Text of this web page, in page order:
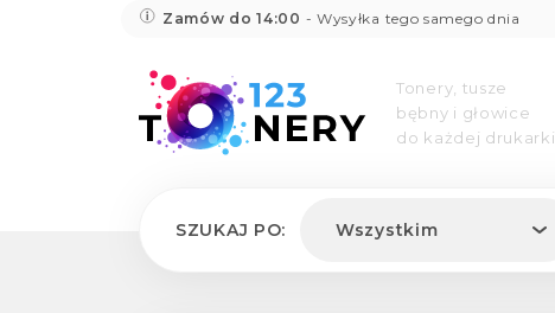
Zamów do 14:00 - Wysyłka tego samego dnia
Tonery, tusze
bębny i głowice
do każdej drukarki
SZUKAJ PO: Wszystkim